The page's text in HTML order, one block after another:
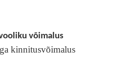
võimalus
kinnitusvõimalus